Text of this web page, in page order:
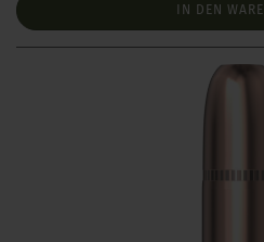
IN DEN